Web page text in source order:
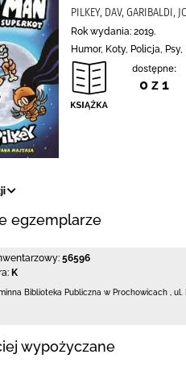
PILKEY, DAV, GARIBALDI,
Rok wydania: 2019.
Humor, Koty, Policja,
dostępne:
0 z 1
egzemplarze
56596
K
Biblioteka Publiczna w Prochowicach ul.
wypożyczane